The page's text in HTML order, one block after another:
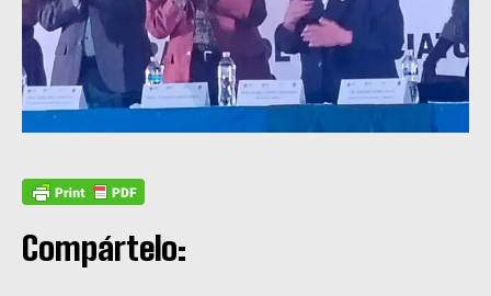
Compártelo: